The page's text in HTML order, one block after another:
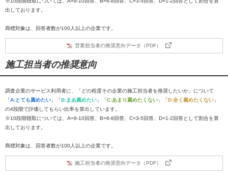
出しております。
商標対象は、回答者数が100人以上の企業です。
営業担当者の推奨意向データ（PDF）
施工担当者の推奨意向
調査企業のサービス利用者に、「どの程度その企業の施工担当者を推奨したいか」について
「A:とても薦めたい 」「B:まあ薦めたい 」「C:あまり薦めたくない 」「D:全く薦めたくない 」
の4段階で評価してもらい比率を算出しています。
※10段階聴取については、A=9-10回答、B=6-8回答、C=3-5回答、D=1-2回答として割合を算
出しております。
商標対象は、回答者数が100人以上の企業です。
施工担当者の推奨意向データ（PDF）